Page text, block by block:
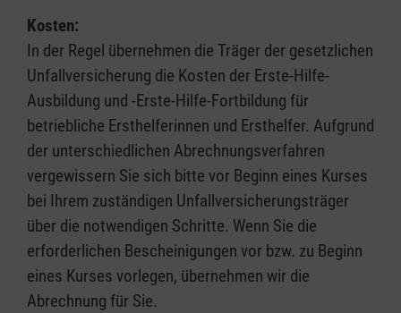
Kosten:
In der Regel übernehmen die Träger der gesetzlichen
Unfallversicherung die Kosten der Erste-Hilfe-
Ausbildung und -Erste-Hilfe-Fortbildung für
betriebliche Ersthelferinnen und Ersthelfer. Aufgrund
der unterschiedlichen Abrechnungsverfahren
vergewissern Sie sich bitte vor Beginn eines Kurses
bei Ihrem zuständigen Unfallversicherungsträger
über die notwendigen Schritte. Wenn Sie die
erforderlichen Bescheinigungen vor bzw. zu Beginn
eines Kurses vorlegen, übernehmen wir die
Abrechnung für Sie.